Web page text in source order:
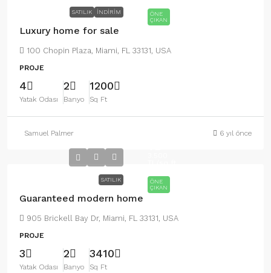
ÖNE
ÇIKAN
SATILIK İNDIRIM
Luxury home for sale
100 Chopin Plaza, Miami, FL 33131, USA
PROJE
4
Yatak Odası
2
Banyo
1200
Sq Ft
Samuel Palmer 6 yıl önce
ÖNE
ÇIKAN
SATILIK
Guaranteed modern home
905 Brickell Bay Dr, Miami, FL 33131, USA
PROJE
3
Yatak Odası
2
Banyo
3410
Sq Ft